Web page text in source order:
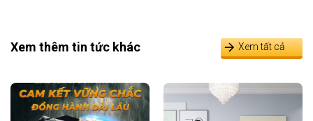
Xem thêm tin tức khác Xem tất cả